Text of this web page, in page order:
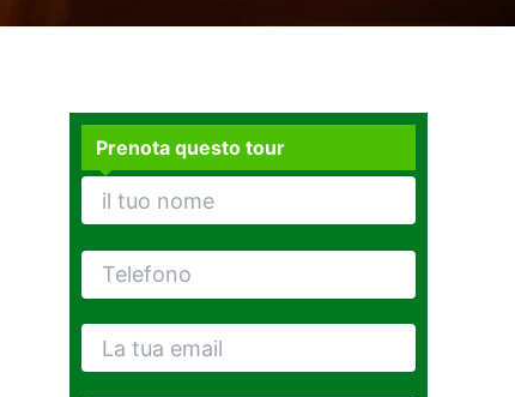
Prenota questo tour